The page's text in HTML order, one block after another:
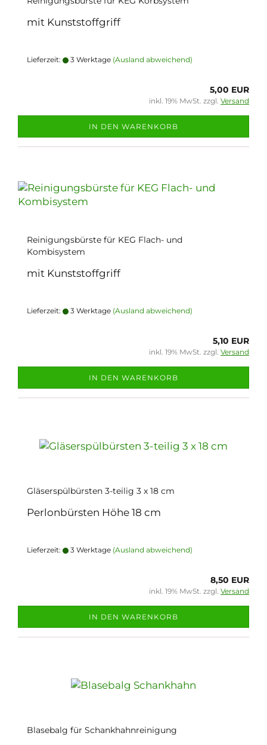
mit Kunststoffgriff
Lieferzeit: 3 Werktage (Ausland abweichend)
5,00 EUR
inkl. 19% MwSt. zzgl. Versand
IN DEN WARENKORB
Reinigungsbürste für KEG Flach- und
Kombisystem
mit Kunststoffgriff
Lieferzeit: 3 Werktage (Ausland abweichend)
5,10 EUR
inkl. 19% MwSt. zzgl. Versand
IN DEN WARENKORB
Gläserspülbürsten 3-teilig 3 x 18 cm
Perlonbürsten Höhe 18 cm
Lieferzeit: 3 Werktage (Ausland abweichend)
8,50 EUR
inkl. 19% MwSt. zzgl. Versand
IN DEN WARENKORB
Blasebalg für Schankhahnreinigung